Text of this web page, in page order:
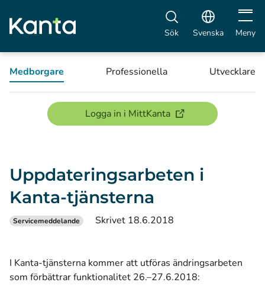
Sök Svenska Öppna
Meny
Medborgare Professionella Utvecklare
Logga in i MittKanta(öppnas i ett nytt
Uppdateringsarbeten i
Kanta-tjänsterna
Servicemeddelande Skrivet 18.6.2018
I Kanta-tjänsterna kommer att utföras ändringsarbeten
som förbättrar funktionalitet 26.–27.6.2018: